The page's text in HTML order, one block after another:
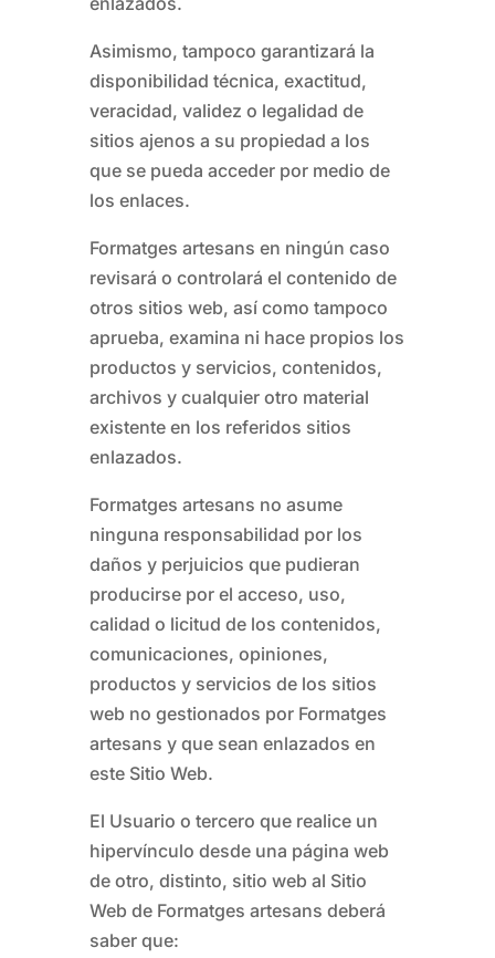
Asimismo, tampoco garantizará la
disponibilidad técnica, exactitud,
veracidad, validez o legalidad de
sitios ajenos a su propiedad a los
que se pueda acceder por medio de
los enlaces.
Formatges artesans en ningún caso
revisará o controlará el contenido de
otros sitios web, así como tampoco
aprueba, examina ni hace propios los
productos y servicios, contenidos,
archivos y cualquier otro material
existente en los referidos sitios
enlazados.
Formatges artesans no asume
ninguna responsabilidad por los
daños y perjuicios que pudieran
producirse por el acceso, uso,
calidad o licitud de los contenidos,
comunicaciones, opiniones,
productos y servicios de los sitios
web no gestionados por Formatges
artesans y que sean enlazados en
este Sitio Web.
El Usuario o tercero que realice un
hipervínculo desde una página web
de otro, distinto, sitio web al Sitio
Web de Formatges artesans deberá
saber que: